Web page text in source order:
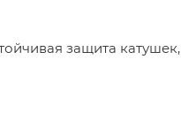
защита катушек,